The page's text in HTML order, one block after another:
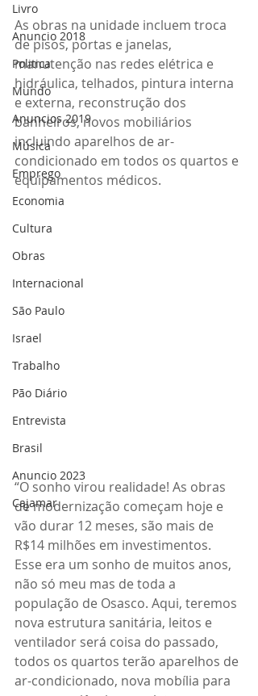
Livro
Anuncio 2018
Politica
Mundo
Anuncios 2019
Música
Emprego
Economia
Cultura
Obras
Internacional
São Paulo
Israel
Trabalho
Pão Diário
Entrevista
Brasil
Anuncio 2023
Cajamar
As obras na unidade incluem troca
de pisos, portas e janelas,
manutenção nas redes elétrica e
hidráulica, telhados, pintura interna
e externa, reconstrução dos
banheiros, novos mobiliários
incluindo aparelhos de ar-
condicionado em todos os quartos e
equipamentos médicos.
“O sonho virou realidade! As obras
de modernização começam hoje e
vão durar 12 meses, são mais de
R$14 milhões em investimentos.
Esse era um sonho de muitos anos,
não só meu mas de toda a
população de Osasco. Aqui, teremos
nova estrutura sanitária, leitos e
ventilador será coisa do passado,
todos os quartos terão aparelhos de
ar-condicionado, nova mobília para